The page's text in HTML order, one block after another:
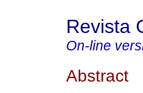
Revista
On-line
Abstract